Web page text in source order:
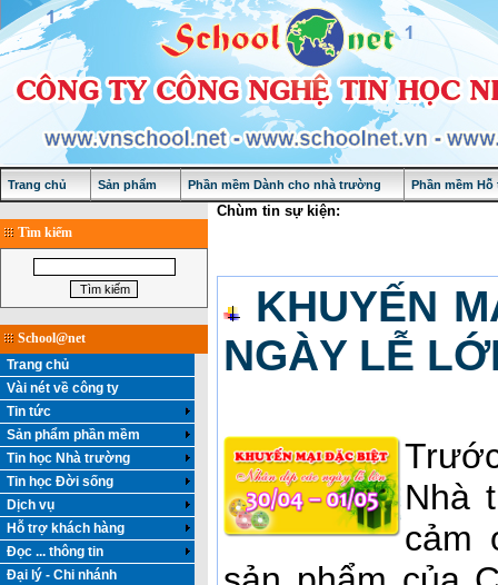
Trang chủ Sản phẩm Phần mềm Dành cho nhà trường Phần mềm
Tìm kiếm
School@net
Trang chủ
Vài nét về công ty
Tin tức
Sản phẩm phần mềm
Tin học Nhà trường
Tin học Đời sống
Dịch vụ
Hỗ trợ khách hàng
Đọc ... thông tin
Đại lý - Chi nhánh
Chùm tin sự kiện:
KHUYẾN
NGÀY LỄ
Nhà
cảm